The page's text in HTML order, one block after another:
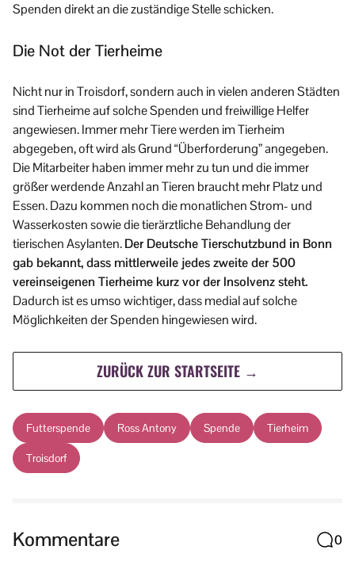
Spenden direkt an die zuständige Stelle schicken.
Die Not der Tierheime
Nicht nur in Troisdorf, sondern auch in vielen anderen Städten
sind Tierheime auf solche Spenden und freiwillige Helfer
angewiesen. Immer mehr Tiere werden im Tierheim
abgegeben, oft wird als Grund “Überforderung” angegeben.
Die Mitarbeiter haben immer mehr zu tun und die immer
größer werdende Anzahl an Tieren braucht mehr Platz und
Essen. Dazu kommen noch die monatlichen Strom- und
Wasserkosten sowie die tierärztliche Behandlung der
tierischen Asylanten.Der Deutsche Tierschutzbund in Bonn
gab bekannt, dass mittlerweile jedes zweite der 500
vereinseigenen Tierheime kurz vor der Insolvenz steht.
Dadurch ist es umso wichtiger, dass medial auf solche
Möglichkeiten der Spenden hingewiesen wird.
ZURÜCK ZUR STARTSEITE →
Futterspende Ross Antony Spende Tierheim
Troisdorf
Kommentare 0